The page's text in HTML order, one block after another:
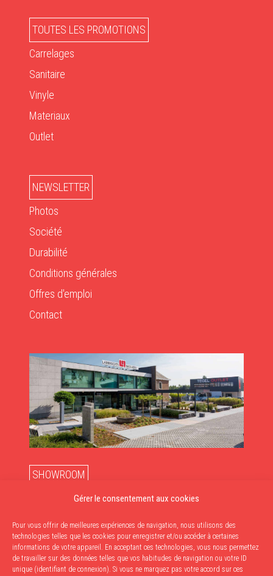
Gérer le consentement aux cookies
Pour vous offrir de meilleures expériences de navigation, nous utilisons des
technologies telles que les cookies pour enregistrer et/ou accéder à certaines
informations de votre appareil. En acceptant ces technologies, vous nous permettez
de travailler sur des données telles que vos habitudes de navigation ou votre ID
unique (identifiant de connexion). Si vous ne marquez pas votre accord sur ces
TOUTES LES PROMOTIONS
Carrelages
Sanitaire
Vinyle
Materiaux
Outlet
NEWSLETTER
Photos
Société
Durabilité
Conditions générales
Offres d'emploi
Contact
SHOWROOM
du lundi au vendredi : de 10 h à 12 h et de 13 h à 18 h
ENLÈVEMENTS
Du mardi au vendredi: de 9h à 12h & de 13h à 17h30